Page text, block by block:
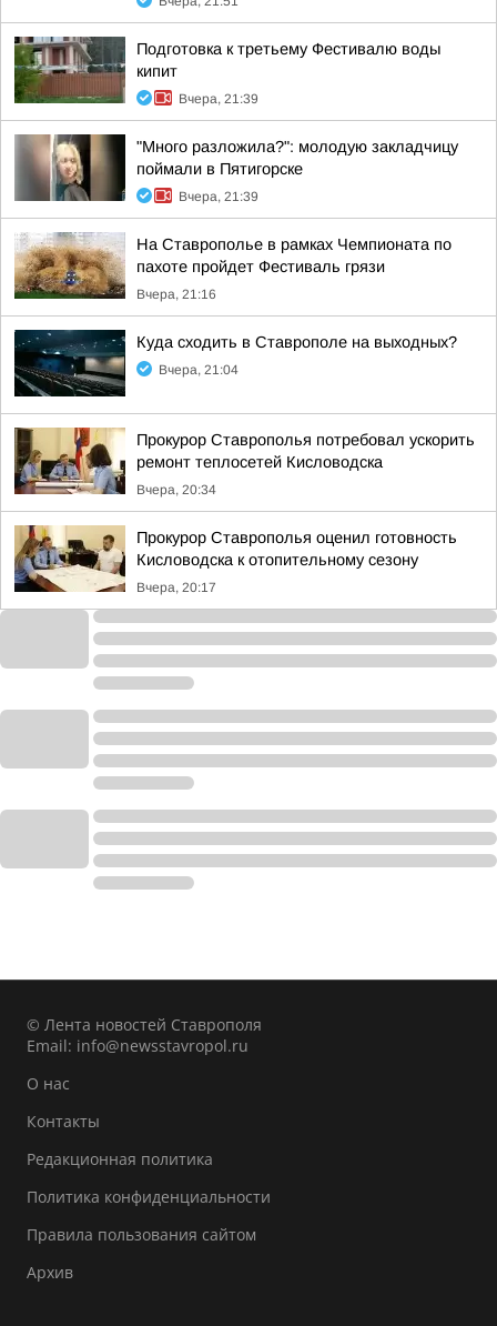
Подготовка к третьему Фестивалю воды
кипит
Вчера, 21:39
"Много разложила?": молодую закладчицу
поймали в Пятигорске
Вчера, 21:39
На Ставрополье в рамках Чемпионата по
пахоте пройдет Фестиваль грязи
Вчера, 21:16
Куда сходить в Ставрополе на выходных?
Вчера, 21:04
Прокурор Ставрополья потребовал ускорить
ремонт теплосетей Кисловодска
Вчера, 20:34
Прокурор Ставрополья оценил готовность
Кисловодска к отопительному сезону
Вчера, 20:17
© Лента новостей Ставрополя
Email: info@newsstavropol.ru
О нас
Контакты
Редакционная политика
Политика конфиденциальности
Правила пользования сайтом
Архив